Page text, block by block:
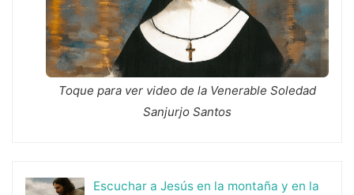
Toque para ver video de la Venerable Soledad
Sanjurjo Santos
Escuchar a Jesús en la montaña y en la